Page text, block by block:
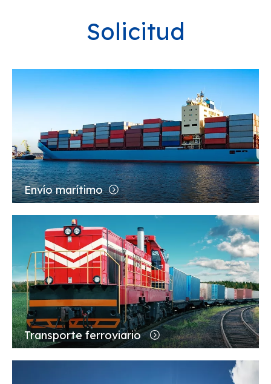
Envío marítimo
Transporte ferroviario